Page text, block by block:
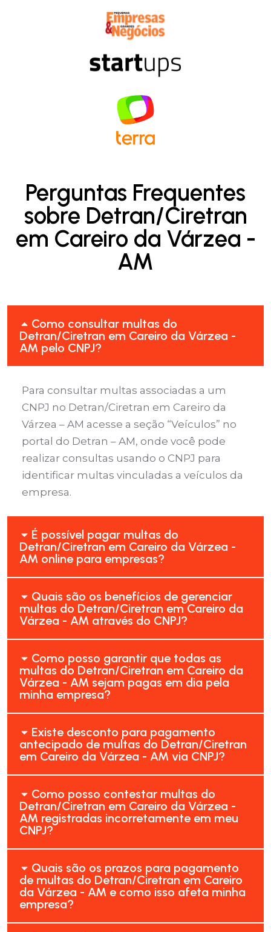
Perguntas Frequentes
sobre Detran/Ciretran
em Careiro da Várzea -
AM
Como consultar multas do
Detran/Ciretran em Careiro da Várzea -
AM pelo CNPJ?
Para consultar multas associadas a um
CNPJ no Detran/Ciretran em Careiro da
Várzea – AM acesse a seção “Veículos” no
portal do Detran – AM, onde você pode
realizar consultas usando o CNPJ para
identificar multas vinculadas a veículos da
empresa.
É possível pagar multas do
Detran/Ciretran em Careiro da Várzea -
AM online para empresas?
Quais são os benefícios de gerenciar
multas do Detran/Ciretran em Careiro da
Várzea - AM através do CNPJ?
Como posso garantir que todas as
multas do Detran/Ciretran em Careiro da
Várzea - AM sejam pagas em dia pela
minha empresa?
Existe desconto para pagamento
antecipado de multas do Detran/Ciretran
em Careiro da Várzea - AM via CNPJ?
Como posso contestar multas do
Detran/Ciretran em Careiro da Várzea -
AM registradas incorretamente em meu
CNPJ?
Quais são os prazos para pagamento
de multas do Detran/Ciretran em Careiro
da Várzea - AM e como isso afeta minha
empresa?